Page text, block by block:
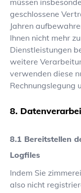
müssen
geschlossene
Jahren
Ihnen nicht mehr
Dienstleistungen
weitere
verwenden diese
Rechnungslegung
Bereitstellen
Logfiles
Indem Sie
also nicht